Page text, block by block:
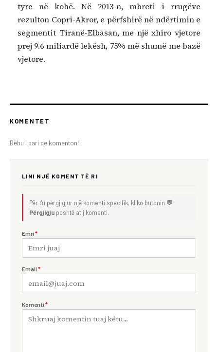
tyre në kohë. Në 2013-n, mbreti i rrugëve
rezulton Copri-Akror, e përfshirë në ndërtimin e
segmentit Tiranë-Elbasan, me një xhiro vjetore
prej 9.6 miliardë lekësh, 75% më shumë me bazë
vjetore.
KOMENTET
Bëhu i pari që komenton!
LINI NJË KOMENT TË RI
Për t'u përgjigjur një komenti specifik, kliko butonin 💬
Përgjigju poshtë atij komenti.
Emri *
Email *
Komenti *